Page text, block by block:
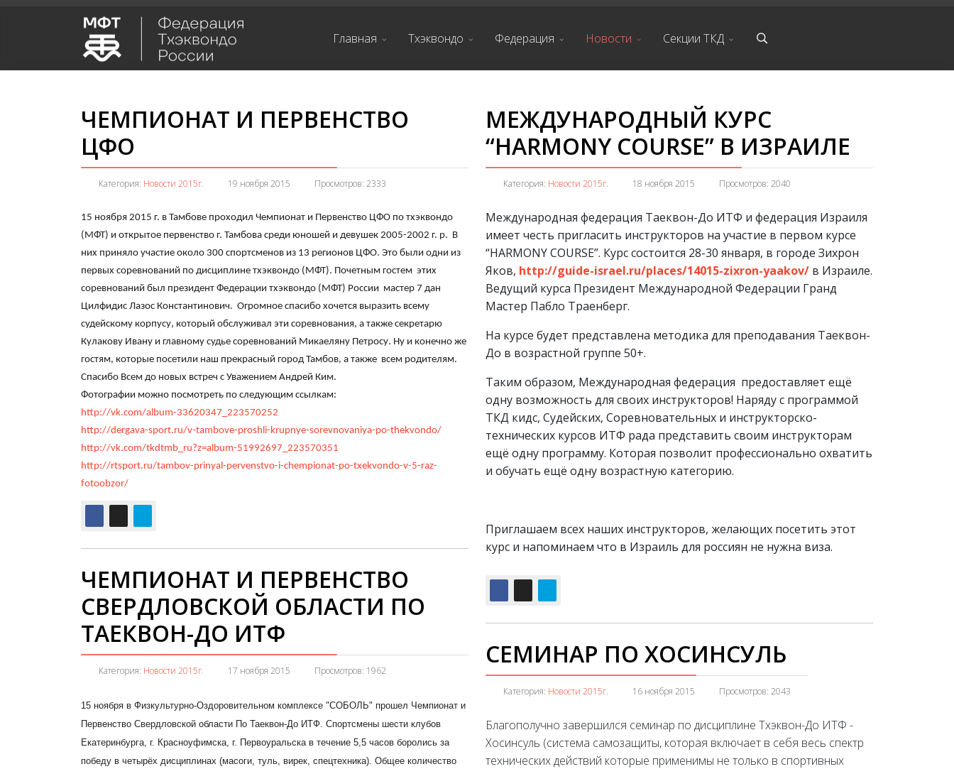
Главная Тхэквондо Федерация Новости Секции ТКД
ЧЕМПИОНАТ И ПЕРВЕНСТВО
ЦФО
Категория: Новости 2015г. 19 ноября 2015 Просмотров: 2333
15 ноября 2015 г. в Тамбове проходил Чемпионат и Первенство ЦФО по тхэквондо
(МФТ) и открытое первенство г. Тамбова среди юношей и девушек 2005-2002 г. р. В
них приняло участие около 300 спортсменов из 13 регионов ЦФО. Это были одни из
первых соревнований по дисциплине тхэквондо (МФТ). Почетным гостем этих
соревнований был президент Федерации тхэквондо (МФТ) России мастер 7 дан
Цилфидис Лазос Константинович. Огромное спасибо хочется выразить всему
судейскому корпусу, который обслуживал эти соревнования, а также секретарю
Кулакову Ивану и главному судье соревнований Микаеляну Петросу. Ну и конечно же
гостям, которые посетили наш прекрасный город Тамбов, а также всем родителям.
Спасибо Всем до новых встреч с Уважением Андрей Ким.
Фотографии можно посмотреть по следующим ссылкам:
http://vk.com/album-33620347_223570252
http://dergava-sport.ru/v-tambove-proshli-krupnye-sorevnovaniya-po-thekvondo/
http://vk.com/tkdtmb_ru?z=album-51992697_223570351
http://rtsport.ru/tambov-prinyal-pervenstvo-i-chempionat-po-txekvondo-v-5-raz-
fotoobzor/
МЕЖДУНАРОДНЫЙ КУРС
“HARMONY COURSE” В ИЗРАИЛЕ
Категория: Новости 2015г. 18 ноября 2015 Просмотров: 2040
Международная федерация Таеквон-До ИТФ и федерация Израиля
имеет честь пригласить инструкторов на участие в первом курсе
“HARMONY COURSE”. Курс состоится 28-30 января, в городе Зихрон
Яков, http://guide-israel.ru/places/14015-zixron-yaakov/ в Израиле.
Ведущий курса Президент Международной Федерации Гранд
Мастер Пабло Траенберг.
На курсе будет представлена методика для преподавания Таеквон-
До в возрастной группе 50+.
Таким образом, Международная федерация предоставляет ещё
одну возможность для своих инструкторов! Наряду с программой
ТКД кидс, Судейских, Соревновательных и инструкторско-
технических курсов ИТФ рада представить своим инструкторам
ещё одну программу. Которая позволит профессионально охватить
и обучать ещё одну возрастную категорию.
Приглашаем всех наших инструкторов, желающих посетить этот
курс и напоминаем что в Израиль для россиян не нужна виза.
ЧЕМПИОНАТ И ПЕРВЕНСТВО
СВЕРДЛОВСКОЙ ОБЛАСТИ ПО
ТАЕКВОН-ДО ИТФ
Категория: Новости 2015г. 17 ноября 2015 Просмотров: 1962
15 ноября в Физкультурно-Оздоровительном комплексе "СОБОЛЬ" прошел Чемпионат и
Первенство Свердловской области По Таеквон-До ИТФ. Спортсмены шести клубов
Екатеринбурга, г. Красноуфимска, г. Первоуральска в течение 5,5 часов боролись за
победу в четырёх дисциплинах (масоги, туль, вирек, спецтехника). Общее количество
СЕМИНАР ПО ХОСИНСУЛЬ
Категория: Новости 2015г. 16 ноября 2015 Просмотров: 2043
Благополучно завершился семинар по дисциплине Тхэквон-До ИТФ -
Хосинсуль (система самозащиты, которая включает в себя весь спектр
технических действий которые применимы не только в спортивных